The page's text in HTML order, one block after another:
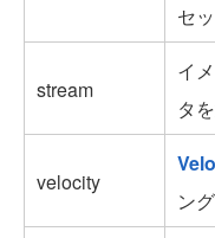
セ
stream
イ
タ
velocity
ン